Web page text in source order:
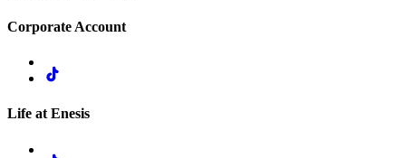
Corporate Account
Life at Enesis